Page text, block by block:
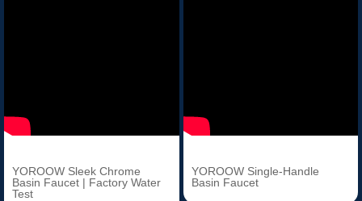
YOROOW Sleek Chrome
Basin Faucet | Factory Water
Test
YOROOW Single-Handle
Basin Faucet